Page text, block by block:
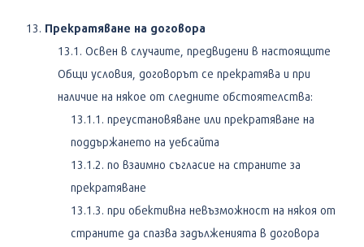
Прекратяване на договора
Освен в случаите, предвидени в настоящите
Общи условия, договорът се прекратява и при
наличие на някое от следните обстоятелства:
преустановяване или прекратяване на
поддържането на уебсайта
по взаимно съгласие на страните за
прекратяване
при обективна невъзможност на някоя от
страните да спазва задълженията в договора